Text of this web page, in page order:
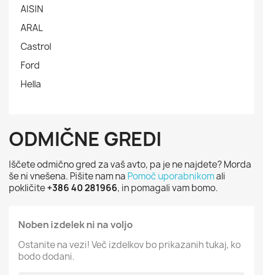
AISIN
ARAL
Castrol
Ford
Hella
ODMIČNE GREDI
Iščete odmično gred za vaš avto, pa je ne najdete? Morda
še ni vnešena. Pišite nam na Pomoč uporabnikomali
pokličite+386 40 281966, in pomagali vam bomo.
Noben izdelek ni na voljo
Ostanite na vezi! Več izdelkov bo prikazanih tukaj, ko
bodo dodani.